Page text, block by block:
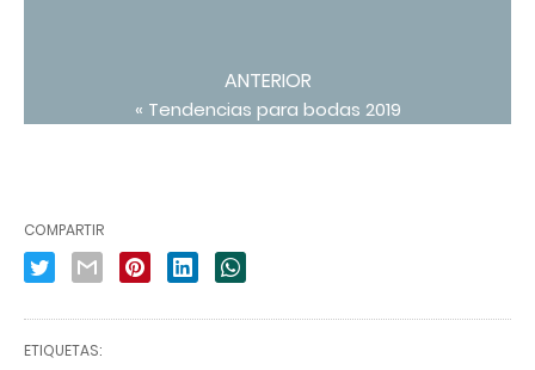
ANTERIOR
« Tendencias para bodas 2019
COMPARTIR
ETIQUETAS: